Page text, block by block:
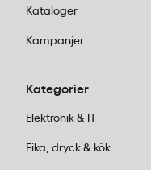
Kataloger
Kampanjer
Kategorier
Elektronik & IT
Fika, dryck & kök